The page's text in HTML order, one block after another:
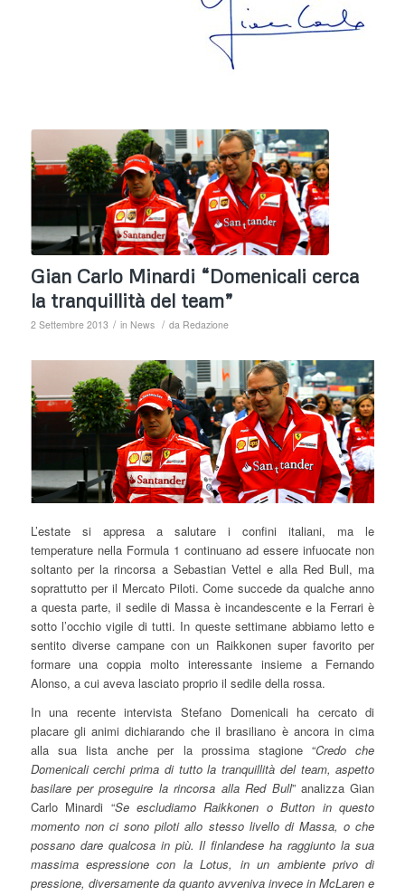
Gian Carlo Minardi “Domenicali cerca
la tranquillità del team”
2 Settembre 2013 / in News / da Redazione
L’estate si appresa a salutare i confini italiani, ma le
temperature nella Formula 1 continuano ad essere infuocate non
soltanto per la rincorsa a Sebastian Vettel e alla Red Bull, ma
soprattutto per il Mercato Piloti. Come succede da qualche anno
a questa parte, il sedile di Massa è incandescente e la Ferrari è
sotto l’occhio vigile di tutti. In queste settimane abbiamo letto e
sentito diverse campane con un Raikkonen super favorito per
formare una coppia molto interessante insieme a Fernando
Alonso, a cui aveva lasciato proprio il sedile della rossa.
In una recente intervista Stefano Domenicali ha cercato di
placare gli animi dichiarando che il brasiliano è ancora in cima
alla sua lista anche per la prossima stagione “Credo che
Domenicali cerchi prima di tutto la tranquillità del team, aspetto
basilare per proseguire la rincorsa alla Red Bull” analizza Gian
Carlo Minardi “Se escludiamo Raikkonen o Button in questo
momento non ci sono piloti allo stesso livello di Massa, o che
possano dare qualcosa in più. Il finlandese ha raggiunto la sua
massima espressione con la Lotus, in un ambiente privo di
pressione, diversamente da quanto avveniva invece in McLaren e